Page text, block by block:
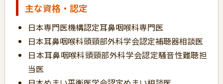
主な資格・認定
日本専門医機構認定耳鼻咽喉科専門医
日本耳鼻咽喉科頭頸部外科学会認定補聴器相談医
日本耳鼻咽喉科頭頸部外科学会認定騒音性難聴担
当医